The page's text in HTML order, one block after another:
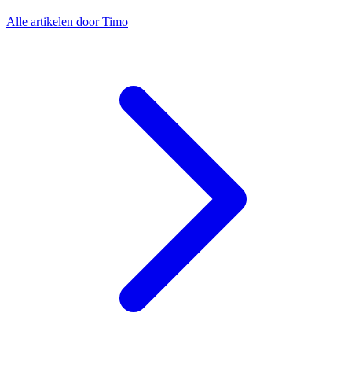
Alle artikelen door Timo